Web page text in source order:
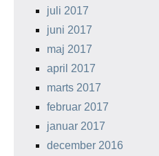
juli 2017
juni 2017
maj 2017
april 2017
marts 2017
februar 2017
januar 2017
december 2016